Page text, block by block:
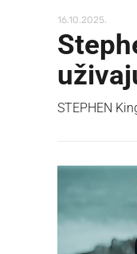
16.10.2025.
STEPHEN